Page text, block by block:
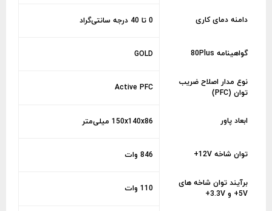
دامنه دمای کاری 0 تا 40 درجه سانتی‌گراد
گواهینامه 80Plus GOLD
نوع مدار اصلاح ضریب
توان (PFC)
Active PFC
ابعاد پاور 150x140x86 میلی‌متر
توان شاخه 12V+ 846 وات
برآیند توان شاخه های
5V+ و 3.3V+
110 وات